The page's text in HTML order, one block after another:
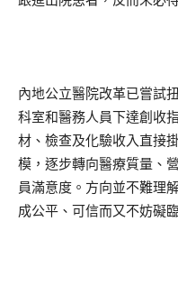
內地公立醫院改革已嘗試
科室和醫務人員下達創收
材、檢查及化驗收入直接
模，逐步轉向醫療質量、
員滿意度。方向並不難理
成公平、可信而又不妨礙